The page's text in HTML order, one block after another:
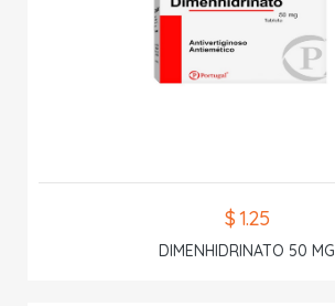
$ 1.25
DIMENHIDRINATO 50 MG